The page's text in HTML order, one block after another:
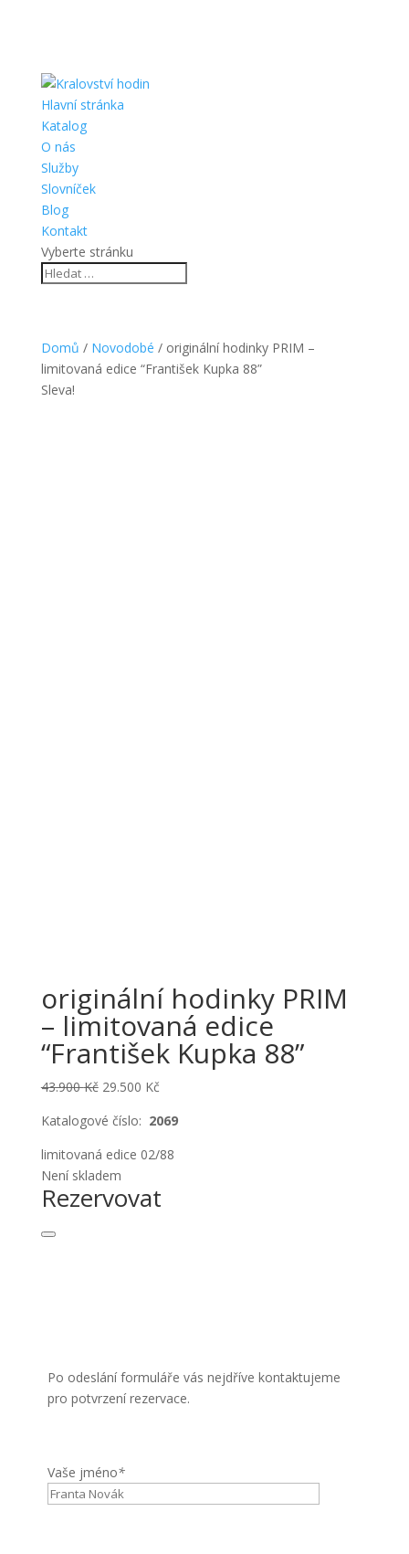
Hlavní stránka
Katalog
O nás
Služby
Slovníček
Blog
Kontakt
Vyberte stránku
Domů / Novodobé / originální hodinky PRIM –
limitovaná edice “František Kupka 88”
Sleva!
originální hodinky PRIM
– limitovaná edice
“František Kupka 88”
43.900Kč Original
was:
43.900 Kč.
29.500 KčCurrent
is:
29.500 Kč.
Katalogové číslo: 2069
limitovaná edice 02/88
Není skladem
Rezervovat
Po odeslání formuláře vás nejdříve kontaktujeme
pro potvrzení rezervace.
Vaše jméno*